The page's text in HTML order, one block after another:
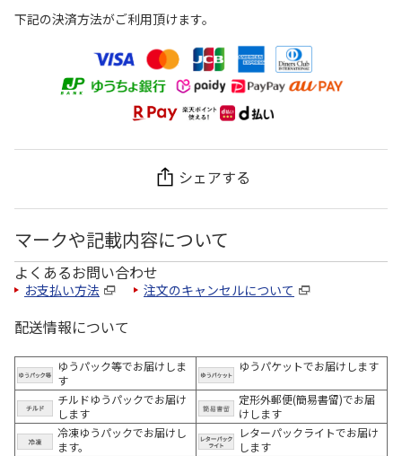
下記の決済方法がご利用頂けます。
シェアする
マークや記載内容について
よくあるお問い合わせ
お支払い方法 注文のキャンセルについて
配送情報について
ゆうパック等でお届けしま
す
ゆうパケットでお届けします
チルドゆうパックでお届け
します
定形外郵便(簡易書留)でお届
けします
冷凍ゆうパックでお届けし
ます。
レターパックライトでお届け
します